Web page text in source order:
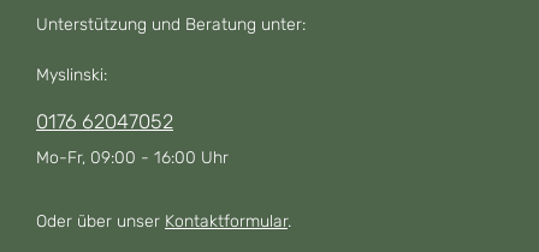
Unterstützung und Beratung unter:
Myslinski:
0176 62047052
Mo-Fr, 09:00 - 16:00 Uhr
Oder über unser Kontaktformular.